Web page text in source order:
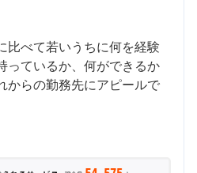
比べて若いうちに何を経験
っているか、何ができるか
からの勤務先にアピールで